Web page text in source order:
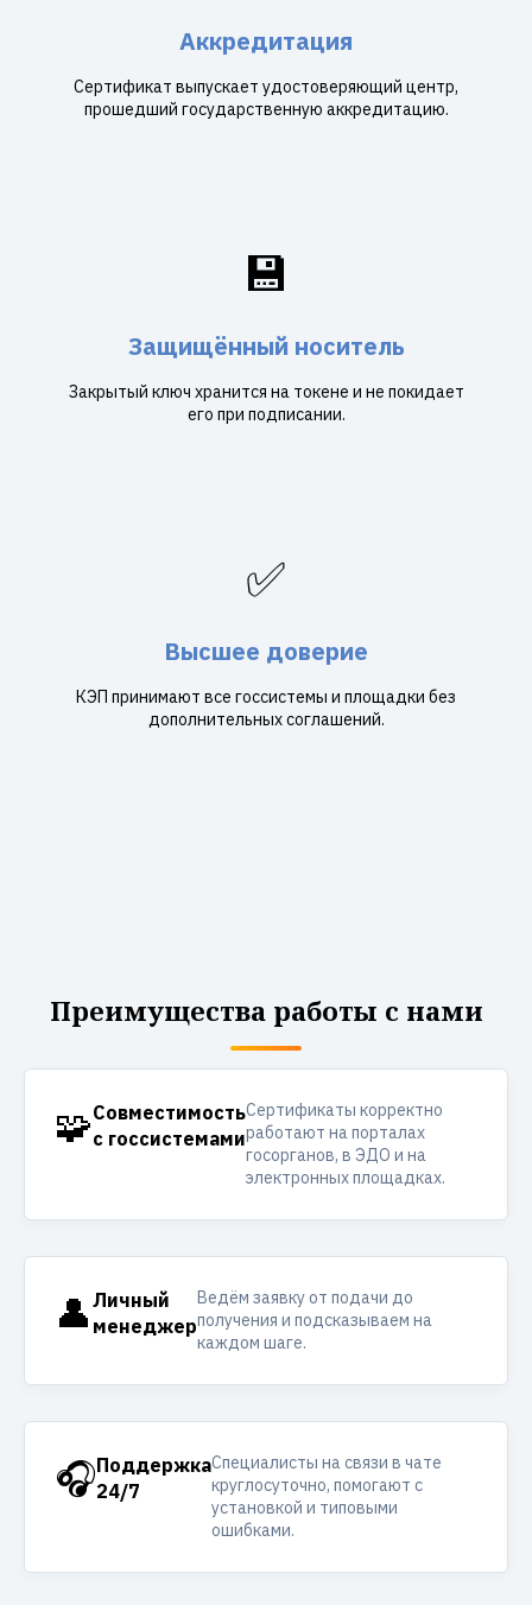
Аккредитация
Сертификат выпускает удостоверяющий центр,
прошедший государственную аккредитацию.
💾
Защищённый носитель
Закрытый ключ хранится на токене и не покидает
его при подписании.
✅
Высшее доверие
КЭП принимают все госсистемы и площадки без
дополнительных соглашений.
Преимущества работы с нами
🧩Совместимость
с госсистемами
Сертификаты корректно
работают на порталах
госорганов, в ЭДО и на
электронных площадках.
👤 Личный
менеджер
Ведём заявку от подачи до
получения и подсказываем на
каждом шаге.
🎧Поддержка
24/7
Специалисты на связи в чате
круглосуточно, помогают с
установкой и типовыми
ошибками.